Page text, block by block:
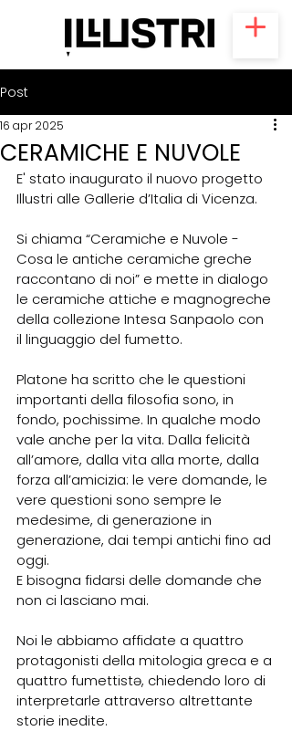
Post
CERAMICHE E NUVOLE
16 apr 2025
E' stato inaugurato il nuovo progetto
Illustri alle Gallerie d’Italia di Vicenza.
Si chiama “Ceramiche e Nuvole -
Cosa le antiche ceramiche greche
raccontano di noi” e mette in dialogo
le ceramiche attiche e magnogreche
della collezione Intesa Sanpaolo con
il linguaggio del fumetto.
Platone ha scritto che le questioni
importanti della filosofia sono, in
fondo, pochissime. In qualche modo
vale anche per la vita. Dalla felicità
all’amore, dalla vita alla morte, dalla
forza all’amicizia: le vere domande, le
vere questioni sono sempre le
medesime, di generazione in
generazione, dai tempi antichi fino ad
oggi.
E bisogna fidarsi delle domande che
non ci lasciano mai.
Noi le abbiamo affidate a quattro
protagonisti della mitologia greca e a
quattro fumettistə, chiedendo loro di
interpretarle attraverso altrettante
storie inedite.